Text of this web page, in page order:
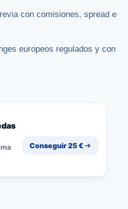
con comisiones, spread e
europeos regulados y con
Conseguir 25 €